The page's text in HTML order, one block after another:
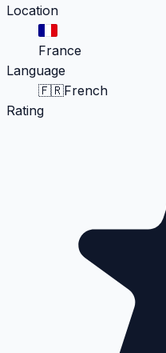
Location
France
Language
🇫🇷French
Rating